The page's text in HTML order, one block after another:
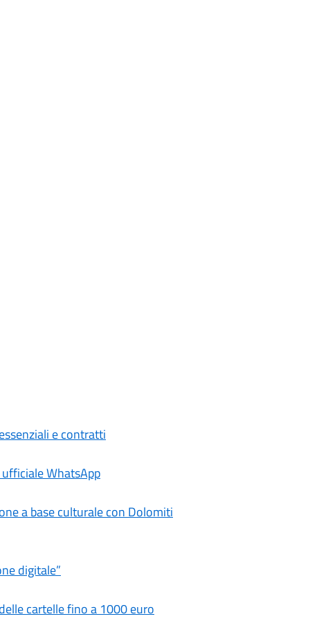
e contratti
WhatsApp
a base culturale con Dolomiti
digitale”
cartelle fino a 1000 euro